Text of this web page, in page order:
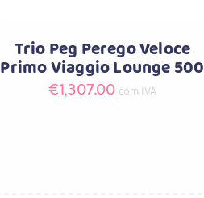
Trio Peg Perego Veloce
Primo Viaggio Lounge 500
€1,307.00 com IVA